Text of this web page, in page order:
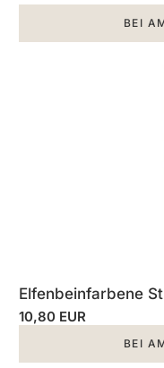
BEI
Elfenbeinfarbene
10,80 EUR
BEI